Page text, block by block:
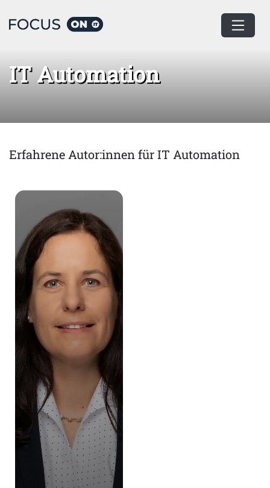
Home IT Automation
IT Automation
Erfahrene Autor:innen für IT Automation